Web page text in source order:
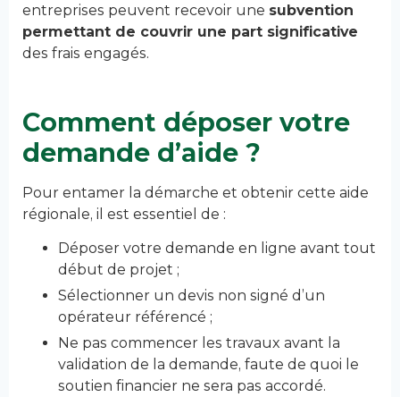
entreprises peuvent recevoir une subvention
permettant de couvrir une part significative
des frais engagés.
Comment déposer votre
demande d’aide ?
Pour entamer la démarche et obtenir cette aide
régionale, il est essentiel de :
Déposer votre demande en ligne avant tout
début de projet ;
Sélectionner un devis non signé d’un
opérateur référencé ;
Ne pas commencer les travaux avant la
validation de la demande, faute de quoi le
soutien financier ne sera pas accordé.